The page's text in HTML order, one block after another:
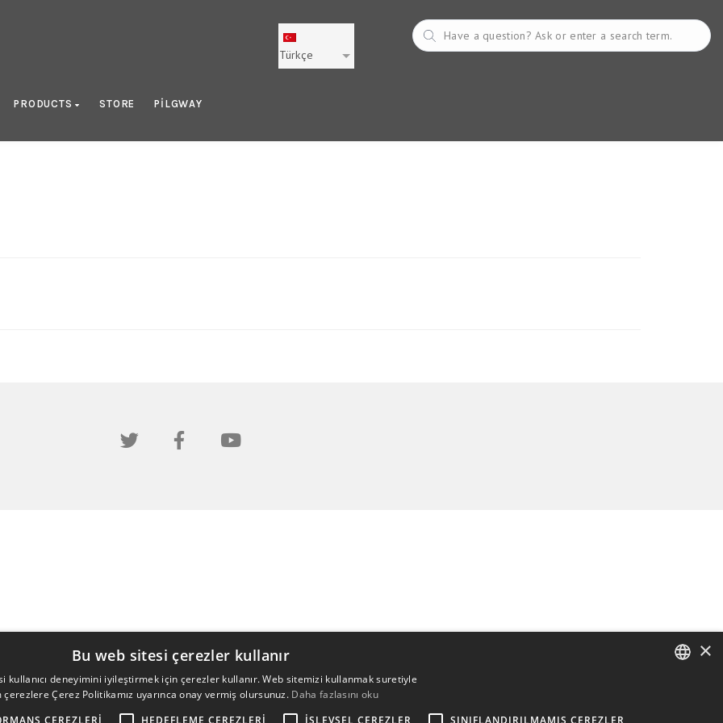
Türkçe
PRODUCTS STORE PILGWAY
×
Bu web sitesi çerezler kullanır
kullanıcı deneyimini iyileştirmek için çerezler kullanır. Web sitemizi kullanmak suretiyle
çerezlere Çerez Politikamız uyarınca onay vermiş olursunuz. Daha fazlasını oku
ÇEREZLERI HEDEFLEME ÇEREZLERI İŞLEVSEL ÇEREZLER SINIFLANDIRILMAMIŞ ÇEREZLER